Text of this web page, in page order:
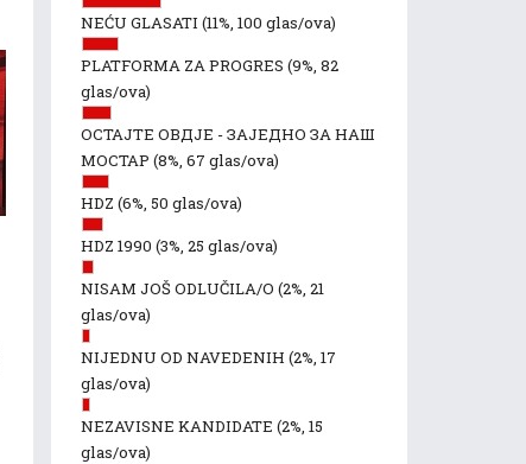
NEĆU GLASATI (11%, 100 glas/ova)
PLATFORMA ZA PROGRES (9%, 82
glas/ova)
ОСТАЈТЕ ОВДЈЕ - ЗАЈЕДНО ЗА НАШ
МОСТАР (8%, 67 glas/ova)
HDZ (6%, 50 glas/ova)
HDZ 1990 (3%, 25 glas/ova)
NISAM JOŠ ODLUČILA/O (2%, 21
glas/ova)
NIJEDNU OD NAVEDENIH (2%, 17
glas/ova)
NEZAVISNE KANDIDATE (2%, 15
glas/ova)